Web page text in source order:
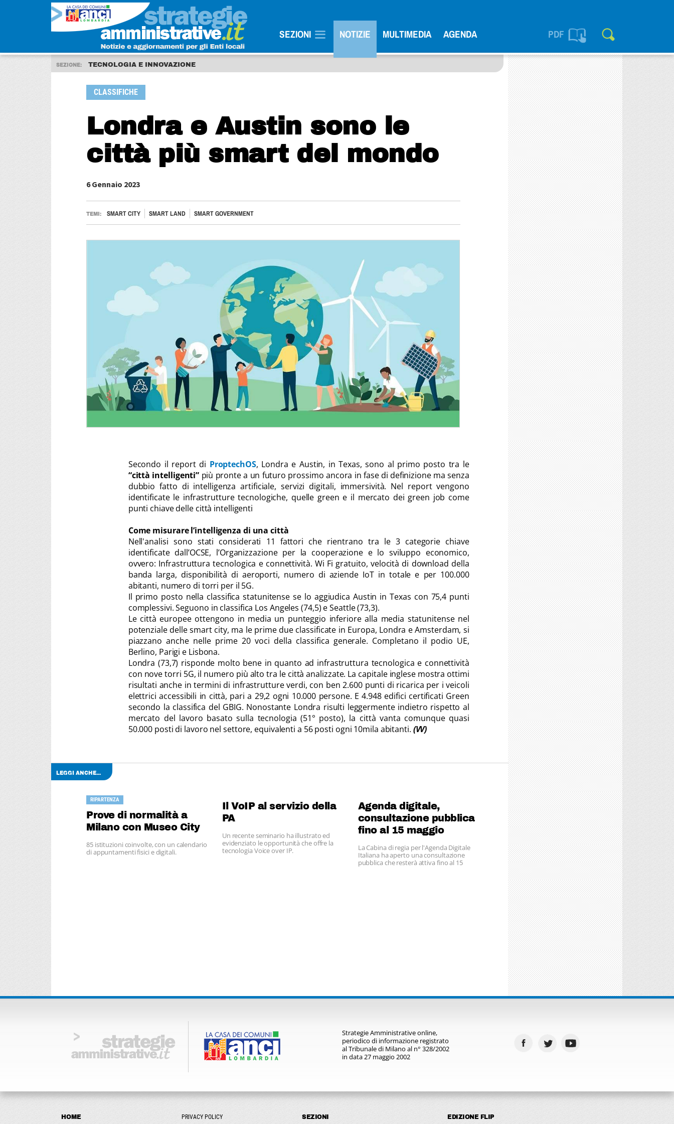
SEZIONI NOTIZIE MULTIMEDIA AGENDA PDF
SEZIONE: TECNOLOGIA E INNOVAZIONE
CLASSIFICHE
Londra e Austin sono le
città più smart del mondo
6 Gennaio 2023
TEMI: SMART CITY SMART LAND SMART GOVERNMENT
Secondo il report di ProptechOS, Londra e Austin, in Texas, sono al primo posto tra le
“città intelligenti” più pronte a un futuro prossimo ancora in fase di definizione ma senza
dubbio fatto di intelligenza artificiale, servizi digitali, immersività. Nel report vengono
identificate le infrastrutture tecnologiche, quelle green e il mercato dei green job come
punti chiave delle città intelligenti
Come misurare l’intelligenza di una città
Nell'analisi sono stati considerati 11 fattori che rientrano tra le 3 categorie chiave
identificate dall’OCSE, l’Organizzazione per la cooperazione e lo sviluppo economico,
ovvero: Infrastruttura tecnologica e connettività. Wi Fi gratuito, velocità di download della
banda larga, disponibilità di aeroporti, numero di aziende IoT in totale e per 100.000
abitanti, numero di torri per il 5G.
Il primo posto nella classifica statunitense se lo aggiudica Austin in Texas con 75,4 punti
complessivi. Seguono in classifica Los Angeles (74,5) e Seattle (73,3).
Le città europee ottengono in media un punteggio inferiore alla media statunitense nel
potenziale delle smart city, ma le prime due classificate in Europa, Londra e Amsterdam, si
piazzano anche nelle prime 20 voci della classifica generale. Completano il podio UE,
Berlino, Parigi e Lisbona.
Londra (73,7) risponde molto bene in quanto ad infrastruttura tecnologica e connettività
con nove torri 5G, il numero più alto tra le città analizzate. La capitale inglese mostra ottimi
risultati anche in termini di infrastrutture verdi, con ben 2.600 punti di ricarica per i veicoli
elettrici accessibili in città, pari a 29,2 ogni 10.000 persone. E 4.948 edifici certificati Green
secondo la classifica del GBIG. Nonostante Londra risulti leggermente indietro rispetto al
mercato del lavoro basato sulla tecnologia (51° posto), la città vanta comunque quasi
50.000 posti di lavoro nel settore, equivalenti a 56 posti ogni 10mila abitanti. (VV)
LEGGI ANCHE...
RIPARTENZA
Prove di normalità a
Milano con Museo City
85 istituzioni coinvolte, con un calendario
di appuntamenti fisici e digitali.
Il VoIP al servizio della
PA
Un recente seminario ha illustrato ed
evidenziato le opportunità che offre la
tecnologia Voice over IP.
Agenda digitale,
consultazione pubblica
fino al 15 maggio
La Cabina di regia per l'Agenda Digitale
Italiana ha aperto una consultazione
pubblica che resterà attiva fino al 15
Strategie Amministrative online,
periodico di informazione registrato
al Tribunale di Milano al n° 328/2002
in data 27 maggio 2002
HOME PRIVACY POLICY SEZIONI EDIZIONE FLIP